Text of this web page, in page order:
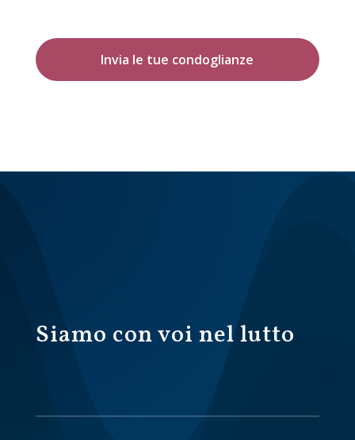
Invia le tue condoglianze
Siamo con voi nel lutto